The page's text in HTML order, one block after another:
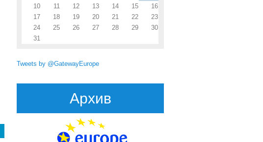
about Генерална дирекция по финанси търси длъжностни лица
10
11 12 13 14 15
16
17
18 19 20 21 22
23
24
25 26 27 28 29
30
31
Tweets by @GatewayEurope
Архив